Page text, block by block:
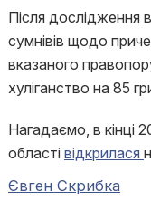
Після дослідження
сумнівів щодо
вказаного
хуліганство на 85
Нагадаємо, в кінці
області відкрилася
Євген Скрибка